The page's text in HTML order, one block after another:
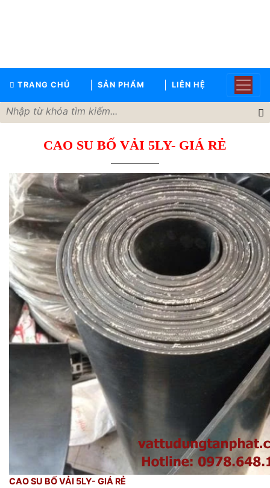
TRANG CHỦ SẢN PHẨM LIÊN HỆ
GIỚI
SẢN
PHẨM
TIN
TỨC
LIÊN
HỆ
CAO SU BỐ VẢI 5LY- GIÁ RẺ
CAO SU BỐ VẢI 5LY- GIÁ RẺ